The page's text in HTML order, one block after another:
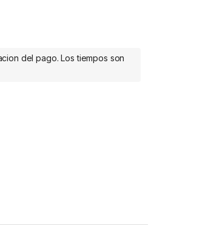
del pago. Los tiempos son